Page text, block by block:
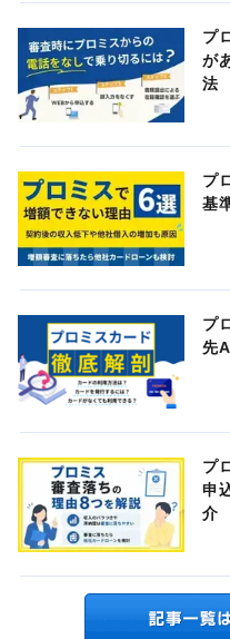
プ
が
法
プ
基
プ
先
プ
申
介